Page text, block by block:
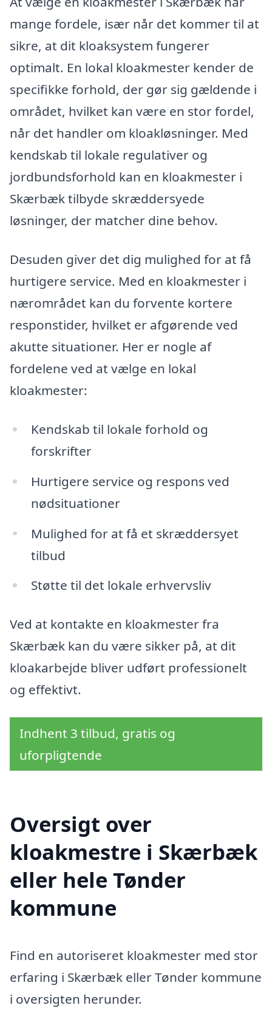
mange fordele, især når det kommer til at
sikre, at dit kloaksystem fungerer
optimalt. En lokal kloakmester kender de
specifikke forhold, der gør sig gældende i
området, hvilket kan være en stor fordel,
når det handler om kloakløsninger. Med
kendskab til lokale regulativer og
jordbundsforhold kan en kloakmester i
Skærbæk tilbyde skræddersyede
løsninger, der matcher dine behov.
Desuden giver det dig mulighed for at få
hurtigere service. Med en kloakmester i
nærområdet kan du forvente kortere
responstider, hvilket er afgørende ved
akutte situationer. Her er nogle af
fordelene ved at vælge en lokal
kloakmester:
Kendskab til lokale forhold og
forskrifter
Hurtigere service og respons ved
nødsituationer
Mulighed for at få et skræddersyet
tilbud
Støtte til det lokale erhvervsliv
Ved at kontakte en kloakmester fra
Skærbæk kan du være sikker på, at dit
kloakarbejde bliver udført professionelt
og effektivt.
Indhent 3 tilbud, gratis og
uforpligtende
Oversigt over
kloakmestre i Skærbæk
eller hele Tønder
kommune
Find en autoriseret kloakmester med stor
erfaring i Skærbæk eller Tønder kommune
i oversigten herunder.